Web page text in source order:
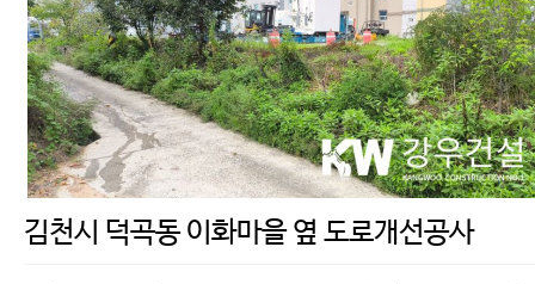
김천시 덕곡동 이화마을 옆 도로개선공사